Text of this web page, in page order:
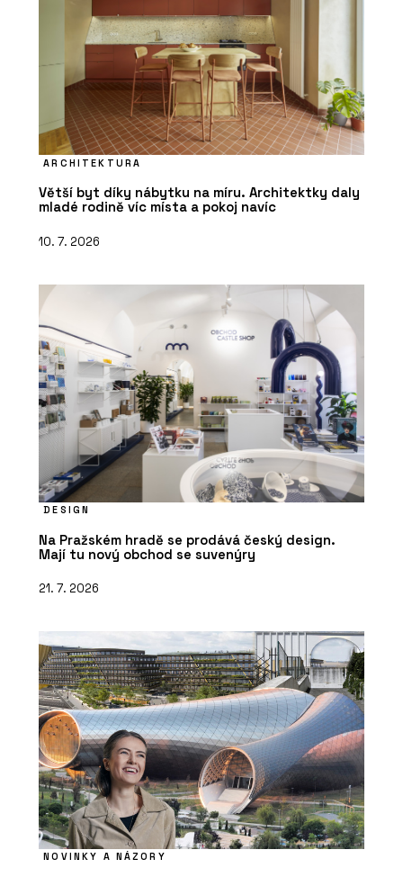
ARCHITEKTURA
Větší byt díky nábytku na míru. Architektky daly
mladé rodině víc místa a pokoj navíc
10. 7. 2026
DESIGN
Na Pražském hradě se prodává český design.
Mají tu nový obchod se suvenýry
21. 7. 2026
NOVINKY A NÁZORY